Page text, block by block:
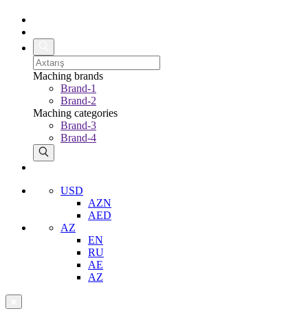
Maching brands
Brand-1
Brand-2
Maching categories
Brand-3
Brand-4
USD
AZN
AED
AZ
EN
RU
AE
AZ